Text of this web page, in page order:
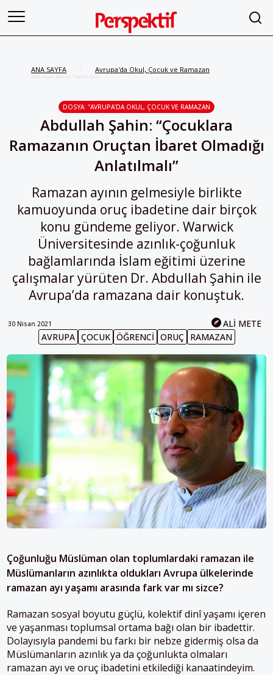
ANA SAYFA Avrupa'da Okul, Çocuk ve Ramazan
Abdullah Şahin: “Çocuklara
DOSYA: "AVRUPA'DA OKUL, ÇOCUK VE RAMAZAN
Abdullah Şahin: “Çocuklara
Ramazanın Oruçtan İbaret Olmadığı
Anlatılmalı”
Ramazan ayının gelmesiyle birlikte
kamuoyunda oruç ibadetine dair birçok
konu gündeme geliyor. Warwick
Üniversitesinde azınlık-çoğunluk
bağlamlarında İslam eğitimi üzerine
çalışmalar yürüten Dr. Abdullah Şahin ile
Avrupa’da ramazana dair konuştuk.
30 Nisan 2021
ALI METE
AVRUPA ÇOCUK ÖĞRENCI ORUÇ RAMAZAN
Çoğunluğu Müslüman olan toplumlardaki ramazan ile
Müslümanların azınlıkta oldukları Avrupa ülkelerinde
ramazan ayı yaşamı arasında fark var mı sizce?
Ramazan sosyal boyutu güçlü, kolektif dinî yaşamı içeren
ve yaşanması toplumsal ortama bağı olan bir ibadettir.
Dolayısıyla pandemi bu farkı bir nebze gidermiş olsa da
Müslümanların azınlık ya da çoğunlukta olmaları
ramazan ayı ve oruç ibadetini etkilediği kanaatindeyim.